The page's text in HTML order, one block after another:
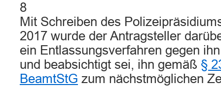
8
Mit Schreiben des
2017 wurde der Antragsteller
ein Entlassungsverfahren gegen
und beabsichtigt sei, ihn gemäß §
BeamtStG zum nächstmöglichen